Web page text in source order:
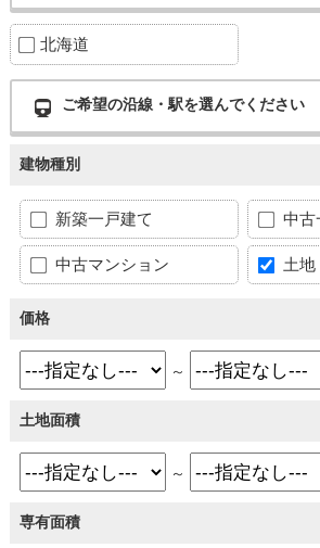
北海道
ご希望の沿線・駅を選んでください
建物種別
新築一戸建て 中古
中古マンション 土地
価格
～
土地面積
～
専有面積